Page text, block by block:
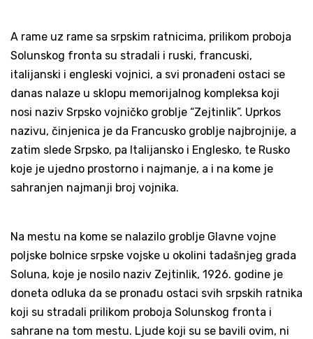
A rame uz rame sa srpskim ratnicima, prilikom proboja
Solunskog fronta su stradali i ruski, francuski,
italijanski i engleski vojnici, a svi pronađeni ostaci se
danas nalaze u sklopu memorijalnog kompleksa koji
nosi naziv Srpsko vojničko groblje “Zejtinlik”. Uprkos
nazivu, činjenica je da Francusko groblje najbrojnije, a
zatim slede Srpsko, pa Italijansko i Englesko, te Rusko
koje je ujedno prostorno i najmanje, a i na kome je
sahranjen najmanji broj vojnika.
Na mestu na kome se nalazilo groblje Glavne vojne
poljske bolnice srpske vojske u okolini tadašnjeg grada
Soluna, koje je nosilo naziv Zejtinlik, 1926. godine je
doneta odluka da se pronađu ostaci svih srpskih ratnika
koji su stradali prilikom proboja Solunskog fronta i
sahrane na tom mestu. Ljude koji su se bavili ovim, ni